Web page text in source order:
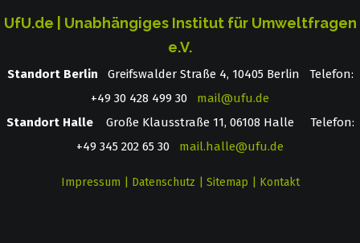
UfU.de | Unabhängiges Institut für Umweltfragen
e.V.
Standort Berlin ­ Greifswalder Straße 4, 10405 Berlin Telefon:
+49 30 428 499 30 mail@ufu.de
Standort HalleGroße Klausstraße 11, 06108 Halle Telefon:
+49 345 202 65 30 mail.halle@ufu.de
Impressum Datenschutz Sitemap Kontakt